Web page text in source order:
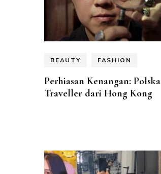
BEAUTY FASHION
Perhiasan Kenangan: Polska
Traveller dari Hong Kong